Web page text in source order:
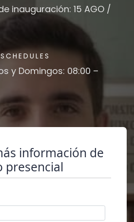
inauguración: 15 AGO /
y Domingos: 08:00 –